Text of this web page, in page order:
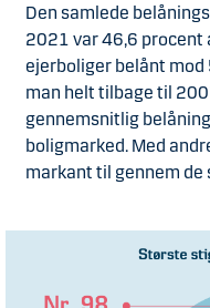
Den samlede
2021 var 46,6 procent
ejerboliger belånt mod
man helt tilbage til
gennemsnitlig
boligmarked. Med
markant til gennem de